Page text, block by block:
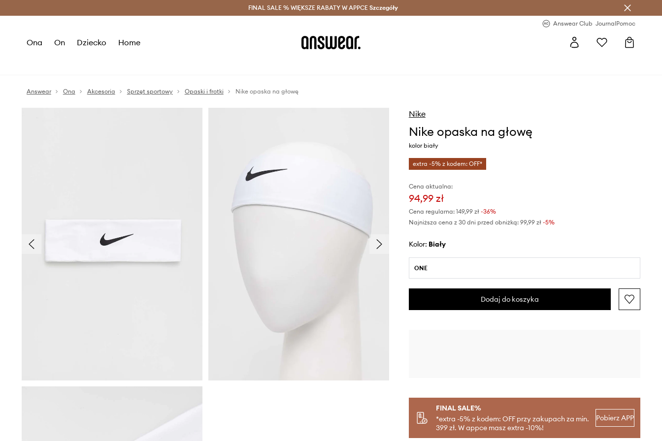
Oszczędzaj z Answear Club > Dostawa nawet w 24h >
FINAL SALE % WIĘKSZE RABATY W APPCE Szczegóły
Answear Club JournalPomoc
Ona On Dziecko Home
Answear Ona Akcesoria Sprzęt sportowy Opaski i frotki Nike opaska na głowę
Nike
Nike opaska na głowę
kolor biały
extra -5% z kodem: OFF*
Cena aktualna:
94,99 zł
Cena regularna: 149,99 zł-36%
Najniższa cena z 30 dni przed obniżką: 99,99 zł -5%
Kolor: biały
ONE
Dodaj do koszyka
FINAL SALE%
*extra -5% z kodem: OFF przy zakupach za min.
399 zł. W appce masz extra -10%!
Pobierz APP